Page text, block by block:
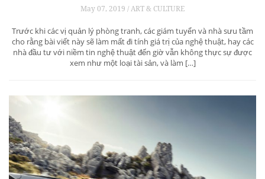
May 07, 2019 / ART & CULTURE
Trước khi các vị quản lý phòng tranh, các giám tuyển và nhà sưu tầm
cho rằng bài viết này sẽ làm mất đi tính giá trị của nghệ thuật, hay các
nhà đầu tư với niềm tin nghệ thuật đến giờ vẫn không thực sự được
xem như một loại tài sản, và làm […]